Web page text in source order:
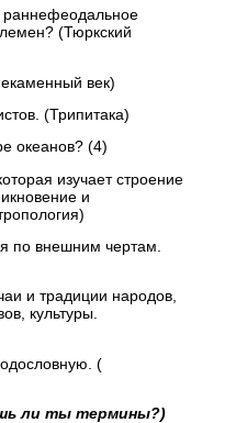
раннефеодальное
(Тюркский
век)
(Трипитака)
океанов? (4)
изучает строение
и
по внешним чертам.
и традиции народов,
культуры.
(
ли ты термины?)